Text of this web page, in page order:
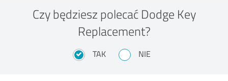
Czy będziesz polecać Dodge Key
Replacement?
TAK NIE